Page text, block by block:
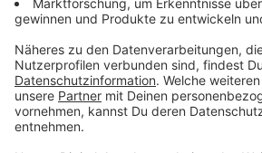
Wir wissen aus Studien, dass
kommen, je häufiger sie direkten
mit der Schule und mit den
Lehrern hatten. Das heißt, es ist
Jugendliche und für Familien